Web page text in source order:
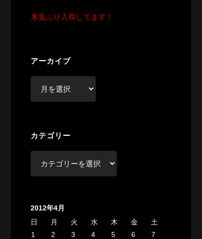
氷見ぶり入荷してます！
アーカイブ
ブ
カテゴリー
ー
2012年4月
日
月 火 水 木 金
土
1
2 3 4 5 6
7